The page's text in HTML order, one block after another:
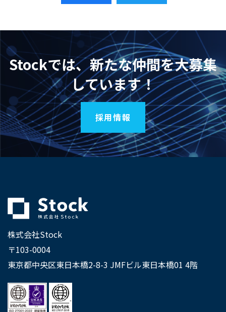
Stockでは、新たな仲間を大募集
しています！
採用情報
株式会社Stock
〒103-0004
東京都中央区東日本橋2-8-3 JMFビル東日本橋01 4階